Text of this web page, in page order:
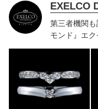
EXELCO
第三者機関
モンド』 エ
ベルギー発
門店として
す。おふた
い想いで「ヴ
ナ」「保証